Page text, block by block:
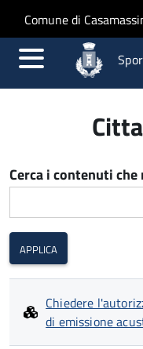
Salta al
Skip to site
Comune di
Cerca i contenuti
Chiedere
di emissione